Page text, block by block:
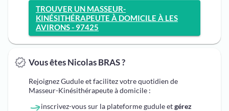
TROUVER UN MASSEUR-
KINÉSITHÉRAPEUTE À DOMICILE À LES
AVIRONS - 97425
Vous êtes Nicolas BRAS ?
Rejoignez Gudule et facilitez votre quotidien de
Masseur-Kinésithérapeute à domicile :
inscrivez-vous sur la plateforme gudule etgérez